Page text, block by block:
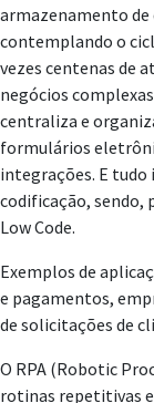
armazenamento de
contemplando o
vezes centenas de
negócios
centraliza e
formulários
integrações. E
codificação, sendo,
Low Code.
Exemplos de
e pagamentos,
de solicitações de
O RPA (Robotic
rotinas repetitivas